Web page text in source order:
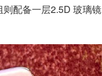
配备一层2.5D 玻璃镜